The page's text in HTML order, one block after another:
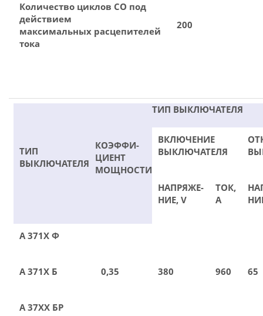
Количество циклов СО под
действием
максимальных расцепителей
тока
200
ТИП
ВЫКЛЮЧАТЕЛЯ
КОЭФФИ-
ЦИЕНТ
МОЩНОСТИ
ТИП ВЫКЛЮЧАТЕЛЯ
ВКЛЮЧЕНИЕ
ВЫКЛЮЧАТЕЛЯ
НАПРЯЖЕ-
НИЕ, V
ТОК,
А
А 371Х Ф
0,35 380 960 65
А 371Х Б
А 37ХХ БР